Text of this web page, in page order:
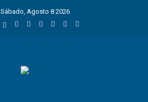
Sábado, Agosto 8 2026